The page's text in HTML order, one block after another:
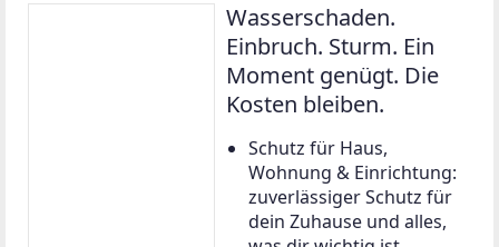
Wasserschaden.
Einbruch. Sturm. Ein
Moment genügt. Die
Kosten bleiben.
Schutz für Haus,
Wohnung & Einrichtung:
zuverlässiger Schutz für
dein Zuhause und alles,